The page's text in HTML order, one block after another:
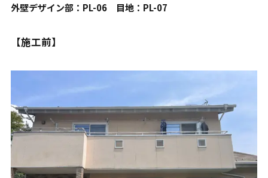
外壁デザイン部：PL-06 目地：PL-07
【施工前】